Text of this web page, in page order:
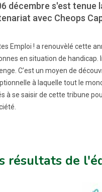
décembre s'est tenue
avec Cheops
Emploi ! a renouvèlé cette
en situation de handicap.
C’est un moyen de
à laquelle tout le
à se saisir de cette tribune
résultats de